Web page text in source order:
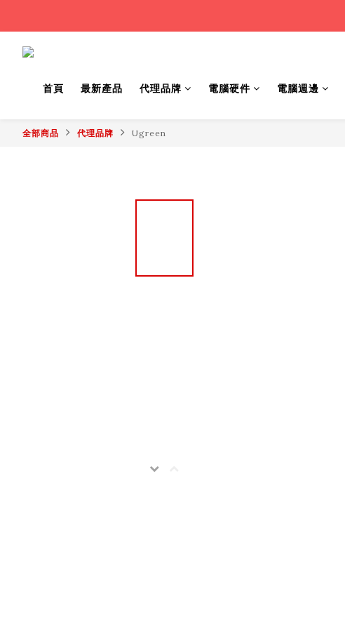
首頁 最新產品 代理品牌 電腦硬件 電腦週邊
全部商品 代理品牌 Ugreen